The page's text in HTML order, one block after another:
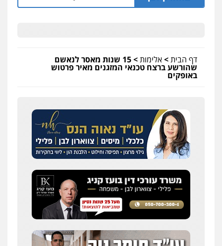
דף הבית>אלימות> 15 שנות מאסר לנאשם
שהורשע ברצח טכנאי המזגנים מאיר פרטוש
באופקים